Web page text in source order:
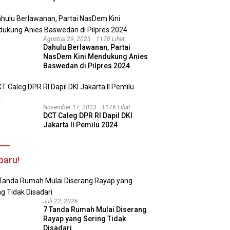
Agustus 29, 2023 1178 Lihat
Dahulu Berlawanan, Partai
NasDem Kini Mendukung Anies
Baswedan di Pilpres 2024
November 17, 2023 1176 Lihat
DCT Caleg DPR RI Dapil DKI
Jakarta II Pemilu 2024
Juli 22, 2026
7 Tanda Rumah Mulai Diserang
Rayap yang Sering Tidak
Disadari